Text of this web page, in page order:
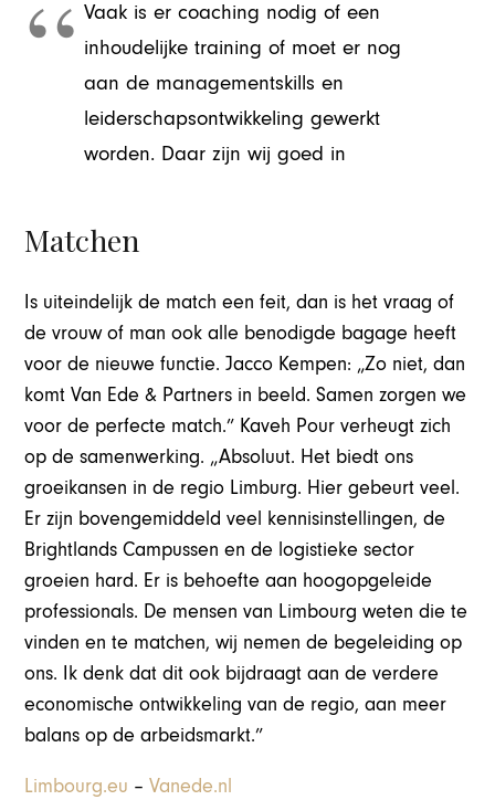
Vaak is er coaching nodig of een
inhoudelijke training of moet er nog
aan de managementskills en
leiderschapsontwikkeling gewerkt
worden. Daar zijn wij goed in
Matchen
Is uiteindelijk de match een feit, dan is het vraag of
de vrouw of man ook alle benodigde bagage heeft
voor de nieuwe functie. Jacco Kempen: „Zo niet, dan
komt Van Ede & Partners in beeld. Samen zorgen we
voor de perfecte match.” Kaveh Pour verheugt zich
op de samenwerking. „Absoluut. Het biedt ons
groeikansen in de regio Limburg. Hier gebeurt veel.
Er zijn bovengemiddeld veel kennisinstellingen, de
Brightlands Campussen en de logistieke sector
groeien hard. Er is behoefte aan hoogopgeleide
professionals. De mensen van Limbourg weten die te
vinden en te matchen, wij nemen de begeleiding op
ons. Ik denk dat dit ook bijdraagt aan de verdere
economische ontwikkeling van de regio, aan meer
balans op de arbeidsmarkt.”
Limbourg.eu –Vanede.nl